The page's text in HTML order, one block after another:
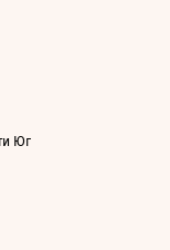
Юг